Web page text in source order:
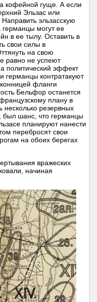
кофейной гуще. А если
Эльзас или
эльзасскую
германцы могут ее
в ее тылу. Оставить в
свои силы в
на свою
равно не успеют
политический эффект
германцы контратакуют
фланги
Бельфор останется
плану в
несколько резервных
был шанс, что германцы
планируют нанести
перебросят свои
на обоих берегах
вражеских
начиная